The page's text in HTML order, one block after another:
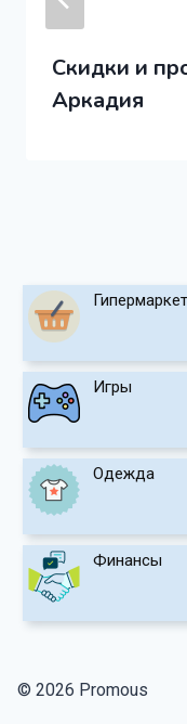
Скидки и
Аркадия
Игры
Одежда
Финансы
© 2026 Promous